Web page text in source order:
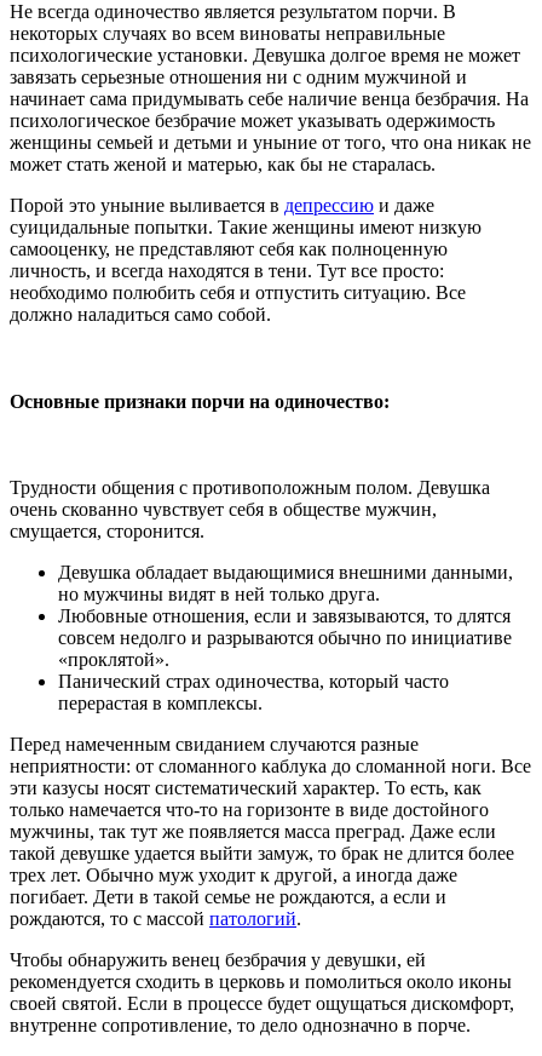
Не всегда одиночество является результатом порчи. В
некоторых случаях во всем виноваты неправильные
психологические установки. Девушка долгое время не может
завязать серьезные отношения ни с одним мужчиной и
начинает сама придумывать себе наличие венца безбрачия. На
психологическое безбрачие может указывать одержимость
женщины семьей и детьми и уныние от того, что она никак не
может стать женой и матерью, как бы не старалась.
Порой это уныние выливается в депрессию и даже
суицидальные попытки. Такие женщины имеют низкую
самооценку, не представляют себя как полноценную
личность, и всегда находятся в тени. Тут все просто:
необходимо полюбить себя и отпустить ситуацию. Все
должно наладиться само собой.
Основные признаки порчи на одиночество:
Трудности общения с противоположным полом. Девушка
очень скованно чувствует себя в обществе мужчин,
смущается, сторонится.
Девушка обладает выдающимися внешними данными,
но мужчины видят в ней только друга.
Любовные отношения, если и завязываются, то длятся
совсем недолго и разрываются обычно по инициативе
«проклятой».
Панический страх одиночества, который часто
перерастая в комплексы.
Перед намеченным свиданием случаются разные
неприятности: от сломанного каблука до сломанной ноги. Все
эти казусы носят систематический характер. То есть, как
только намечается что-то на горизонте в виде достойного
мужчины, так тут же появляется масса преград. Даже если
такой девушке удается выйти замуж, то брак не длится более
трех лет. Обычно муж уходит к другой, а иногда даже
погибает. Дети в такой семье не рождаются, а если и
рождаются, то с массой патологий.
Чтобы обнаружить венец безбрачия у девушки, ей
рекомендуется сходить в церковь и помолиться около иконы
своей святой. Если в процессе будет ощущаться дискомфорт,
внутренне сопротивление, то дело однозначно в порче.